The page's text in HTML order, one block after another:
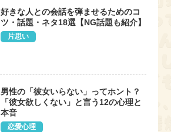
好きな人との会話を弾ませるためのコ
ツ・話題・ネタ18選【NG話題も紹介】
片思い
男性の「彼女いらない」ってホント？
「彼女欲しくない」と言う12の心理と
本音
恋愛心理